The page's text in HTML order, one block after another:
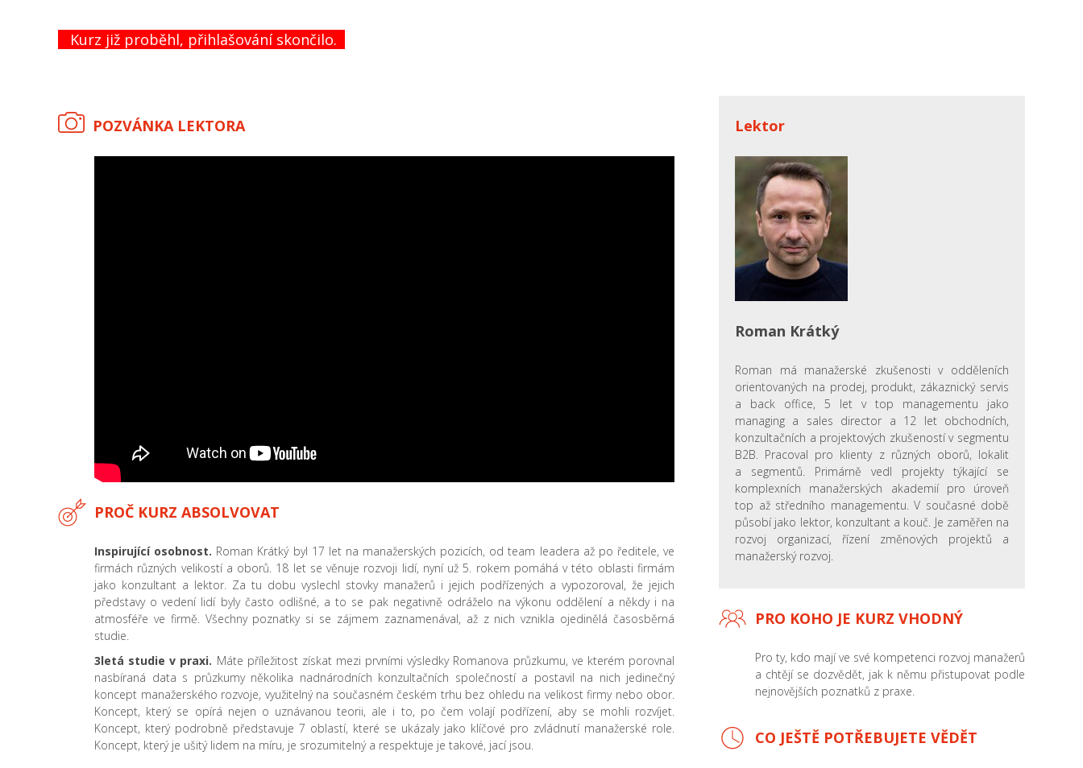
Kurz již proběhl, přihlašování skončilo.
POZVÁNKA LEKTORA
PROČ KURZ ABSOLVOVAT
Inspirující osobnost. Roman Krátký byl 17 let na manažerských pozicích, od team leadera až po ředitele, ve
firmách různých velikostí a oborů. 18 let se věnuje rozvoji lidí, nyní už 5. rokem pomáhá v této oblasti firmám
jako konzultant a lektor. Za tu dobu vyslechl stovky manažerů i jejich podřízených a vypozoroval, že jejich
představy o vedení lidí byly často odlišné, a to se pak negativně odráželo na výkonu oddělení a někdy i na
atmosféře ve firmě. Všechny poznatky si se zájmem zaznamenával, až z nich vznikla ojedinělá časosběrná
studie.
3letá studie v praxi. Máte příležitost získat mezi prvními výsledky Romanova průzkumu, ve kterém porovnal
nasbíraná data s průzkumy několika nadnárodních konzultačních společností a postavil na nich jedinečný
koncept manažerského rozvoje, využitelný na současném českém trhu bez ohledu na velikost firmy nebo obor.
Koncept, který se opírá nejen o uznávanou teorii, ale i to, po čem volají podřízení, aby se mohli rozvíjet.
Koncept, který podrobně představuje 7 oblastí, které se ukázaly jako klíčové pro zvládnutí manažerské role.
Koncept, který je ušitý lidem na míru, je srozumitelný a respektuje je takové, jací jsou.
Lektor
Roman Krátký
Roman má manažerské zkušenosti v odděleních
orientovaných na prodej, produkt, zákaznický servis
a back office, 5 let v top managementu jako
managing a sales director a 12 let obchodních,
konzultačních a projektových zkušeností v segmentu
B2B. Pracoval pro klienty z různých oborů, lokalit
a segmentů. Primárně vedl projekty týkající se
komplexních manažerských akademií pro úroveň
top až středního managementu. V současné době
působí jako lektor, konzultant a kouč. Je zaměřen na
rozvoj organizací, řízení změnových projektů a
manažerský rozvoj.
PRO KOHO JE KURZ VHODNÝ
Pro ty, kdo mají ve své kompetenci rozvoj manažerů
a chtějí se dozvědět, jak k němu přistupovat podle
nejnovějších poznatků z praxe.
CO JEŠTĚ POTŘEBUJETE VĚDĚT